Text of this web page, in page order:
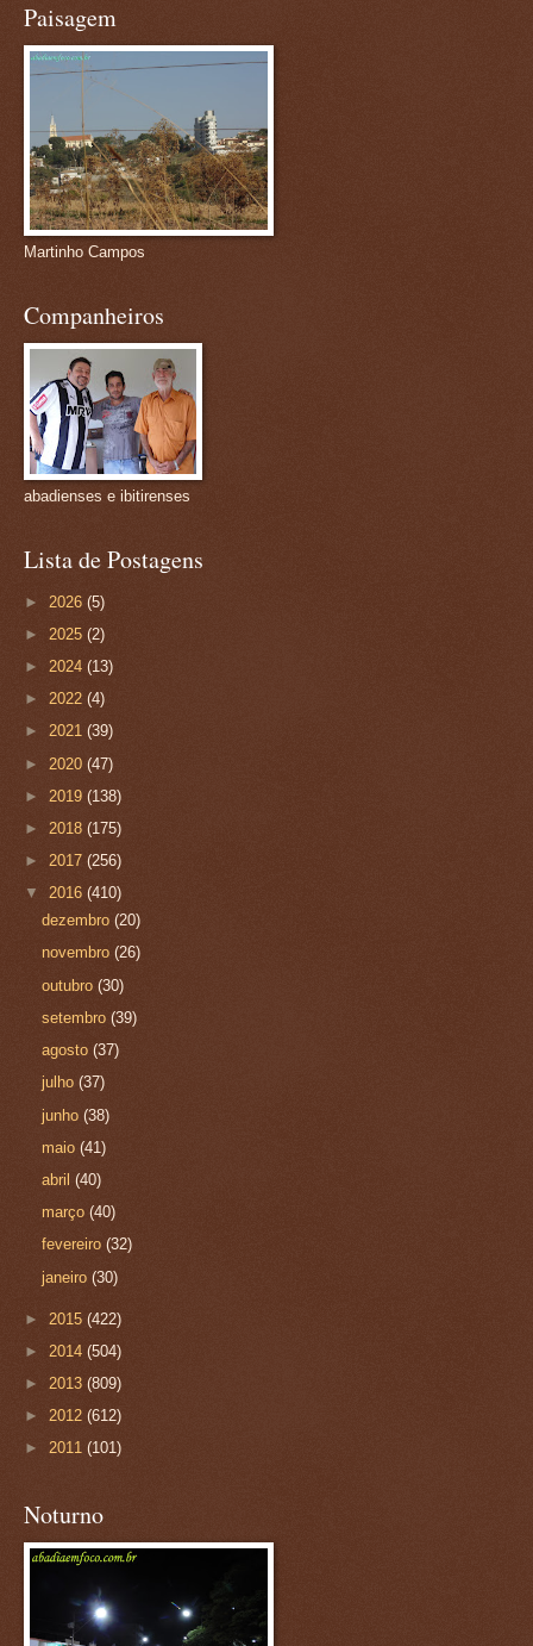
Paisagem
Martinho Campos
Companheiros
abadienses e ibitirenses
Lista de Postagens
► 2026 (5)
► 2025 (2)
► 2024 (13)
► 2022 (4)
► 2021 (39)
► 2020 (47)
► 2019 (138)
► 2018 (175)
► 2017 (256)
▼ 2016 (410)
dezembro(20)
novembro(26)
outubro(30)
setembro(39)
agosto(37)
julho(37)
junho(38)
maio(41)
abril(40)
março(40)
fevereiro(32)
janeiro(30)
► 2015 (422)
► 2014 (504)
► 2013 (809)
► 2012 (612)
► 2011 (101)
Noturno